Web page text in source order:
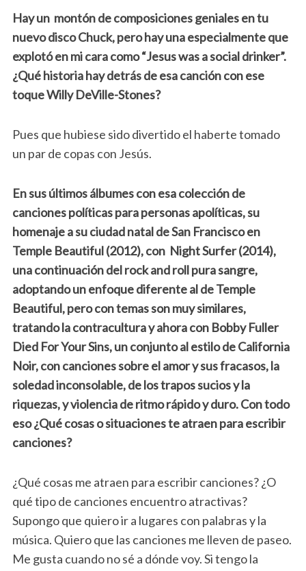
Hay un montón de composiciones geniales en tu
nuevo disco Chuck, pero hay una especialmente que
explotó en mi cara como “Jesus was a social drinker”.
¿Qué historia hay detrás de esa canción con ese
toque Willy DeVille-Stones?
Pues que hubiese sido divertido el haberte tomado
un par de copas con Jesús.
En sus últimos álbumes con esa colección de
canciones políticas para personas apolíticas, su
homenaje a su ciudad natal de San Francisco en
Temple Beautiful (2012), con Night Surfer (2014),
una continuación del rock and roll pura sangre,
adoptando un enfoque diferente al de Temple
Beautiful, pero con temas son muy similares,
tratando la contracultura y ahora con Bobby Fuller
Died For Your Sins, un conjunto al estilo de California
Noir, con canciones sobre el amor y sus fracasos, la
soledad inconsolable, de los trapos sucios y la
riquezas, y violencia de ritmo rápido y duro. Con todo
eso ¿Qué cosas o situaciones te atraen para escribir
canciones?
¿Qué cosas me atraen para escribir canciones? ¿O
qué tipo de canciones encuentro atractivas?
Supongo que quiero ir a lugares con palabras y la
música. Quiero que las canciones me lleven de paseo.
Me gusta cuando no sé a dónde voy. Si tengo la